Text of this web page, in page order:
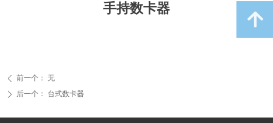
手持数卡器
ꄴ 前一个： 无
ꄲ 后一个： 台式数卡器
녕